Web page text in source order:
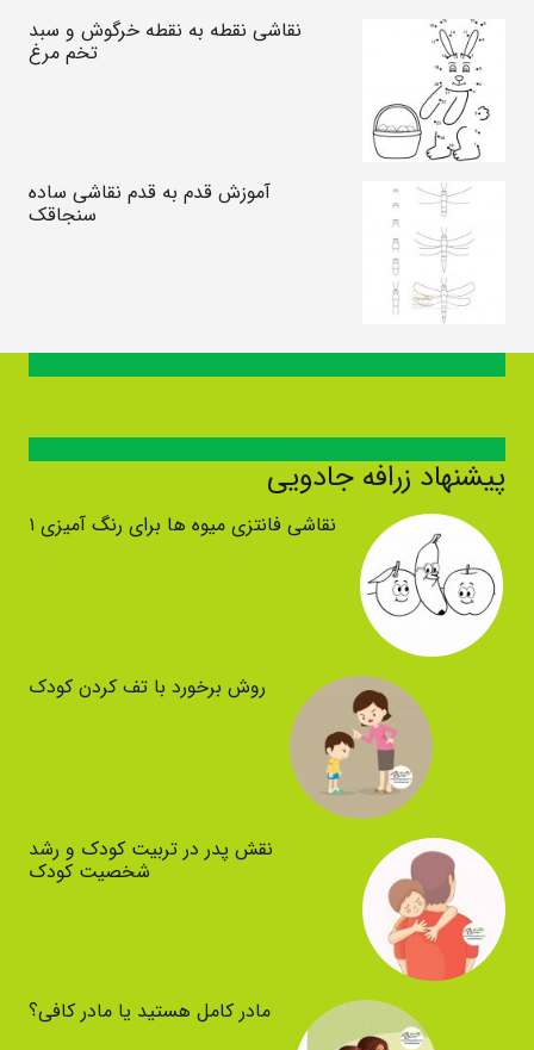
نقاشی نقطه به نقطه خرگوش و سبد
تخم مرغ
آموزش قدم به قدم نقاشی ساده
سنجاقک
پیشنهاد زرافه جادویی
نقاشی فانتزی میوه ها برای رنگ آمیزی ۱
روش برخورد با تف کردن کودک
نقش پدر در تربیت کودک و رشد
شخصیت کودک
مادر کامل هستید یا مادر کافی؟